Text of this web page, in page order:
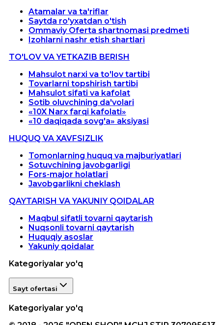
Atamalar va ta'riflar
Saytda ro'yxatdan o'tish
Ommaviy Oferta shartnomasi predmeti
Izohlarni nashr etish shartlari
TO'LOV VA YETKAZIB BERISH
Mahsulot narxi va to'lov tartibi
Tovarlarni topshirish tartibi
Mahsulot sifati va kafolat
Sotib oluvchining da'volari
«10X Narx farqi kafolati»
«10 daqiqada sovg'a» aksiyasi
HUQUQ VA XAVFSIZLIK
Tomonlarning huquq va majburiyatlari
Sotuvchining javobgarligi
Fors-major holatlari
Javobgarlikni cheklash
QAYTARISH VA YAKUNIY QOIDALAR
Maqbul sifatli tovarni qaytarish
Nuqsonli tovarni qaytarish
Huquqiy asoslar
Yakuniy qoidalar
Kategoriyalar yo'q
Sayt ofertasi
Kategoriyalar yo'q